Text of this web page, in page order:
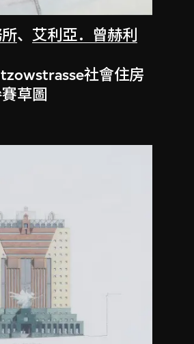
、艾利亞．曾赫利
社會住房
草圖